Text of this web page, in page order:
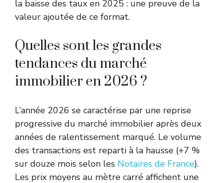
la baisse des taux en 2025 : une preuve de la
valeur ajoutée de ce format.
Quelles sont les grandes
tendances du marché
immobilier en 2026 ?
L’année 2026 se caractérise par une reprise
progressive du marché immobilier après deux
années de ralentissement marqué. Le volume
des transactions est reparti à la hausse (+7 %
sur douze mois selon les Notaires de France).
Les prix moyens au mètre carré affichent une